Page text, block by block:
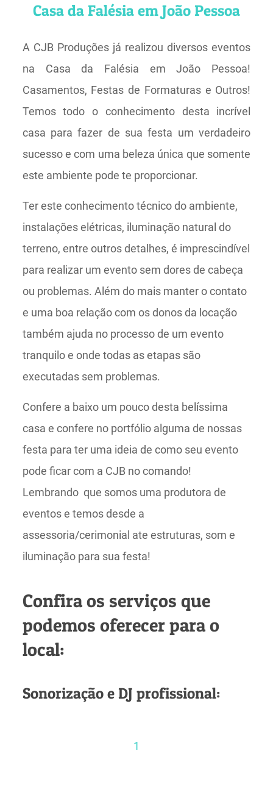
Casa da Falésia em João Pessoa
A CJB Produções já realizou diversos eventos
na Casa da Falésia em João Pessoa!
Casamentos, Festas de Formaturas e Outros!
Temos todo o conhecimento desta incrível
casa para fazer de sua festa um verdadeiro
sucesso e com uma beleza única que somente
este ambiente pode te proporcionar.
Ter este conhecimento técnico do ambiente,
instalações elétricas, iluminação natural do
terreno, entre outros detalhes, é imprescindível
para realizar um evento sem dores de cabeça
ou problemas. Além do mais manter o contato
e uma boa relação com os donos da locação
também ajuda no processo de um evento
tranquilo e onde todas as etapas são
executadas sem problemas.
Confere a baixo um pouco desta belíssima
casa e confere no portfólio alguma de nossas
festa para ter uma ideia de como seu evento
pode ficar com a CJB no comando!
Lembrando que somos uma produtora de
eventos e temos desde a
assessoria/cerimonial ate estruturas, som e
iluminação para sua festa!
Confira os serviços que
podemos oferecer para o
local:
Sonorização e DJ profissional:
1